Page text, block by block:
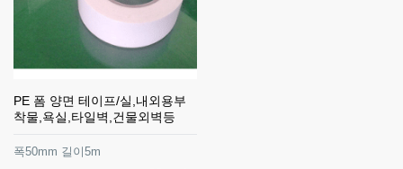
PE 폼 양면 테이프/실,내외용부
착물,욕실,타일벽,건물외벽등
폭50mm 길이5m